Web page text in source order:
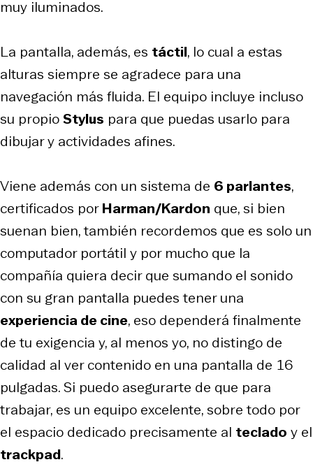
muy iluminados.
La pantalla, además, es táctil, lo cual a estas
alturas siempre se agradece para una
navegación más fluida. El equipo incluye incluso
su propioStylus para que puedas usarlo para
dibujar y actividades afines.
Viene además con un sistema de 6 parlantes,
certificados porHarman/Kardon que, si bien
suenan bien, también recordemos que es solo un
computador portátil y por mucho que la
compañía quiera decir que sumando el sonido
con su gran pantalla puedes tener una
experiencia de cine, eso dependerá finalmente
de tu exigencia y, al menos yo, no distingo de
calidad al ver contenido en una pantalla de 16
pulgadas. Si puedo asegurarte de que para
trabajar, es un equipo excelente, sobre todo por
el espacio dedicado precisamente al teclado y el
trackpad.